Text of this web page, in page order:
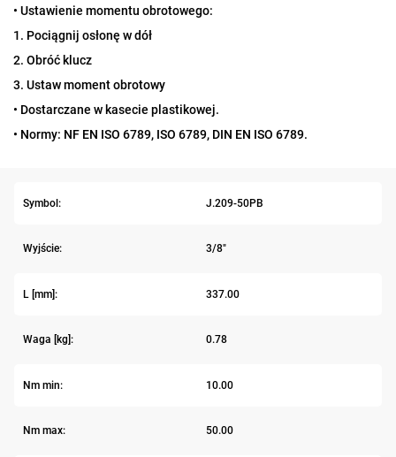
• Ustawienie momentu obrotowego:
1. Pociągnij osłonę w dół
2. Obróć klucz
3. Ustaw moment obrotowy
• Dostarczane w kasecie plastikowej.
• Normy: NF EN ISO 6789, ISO 6789, DIN EN ISO 6789.
Symbol: J.209-50PB
Wyjście: 3/8"
L [mm]: 337.00
Waga [kg]: 0.78
Nm min: 10.00
Nm max: 50.00